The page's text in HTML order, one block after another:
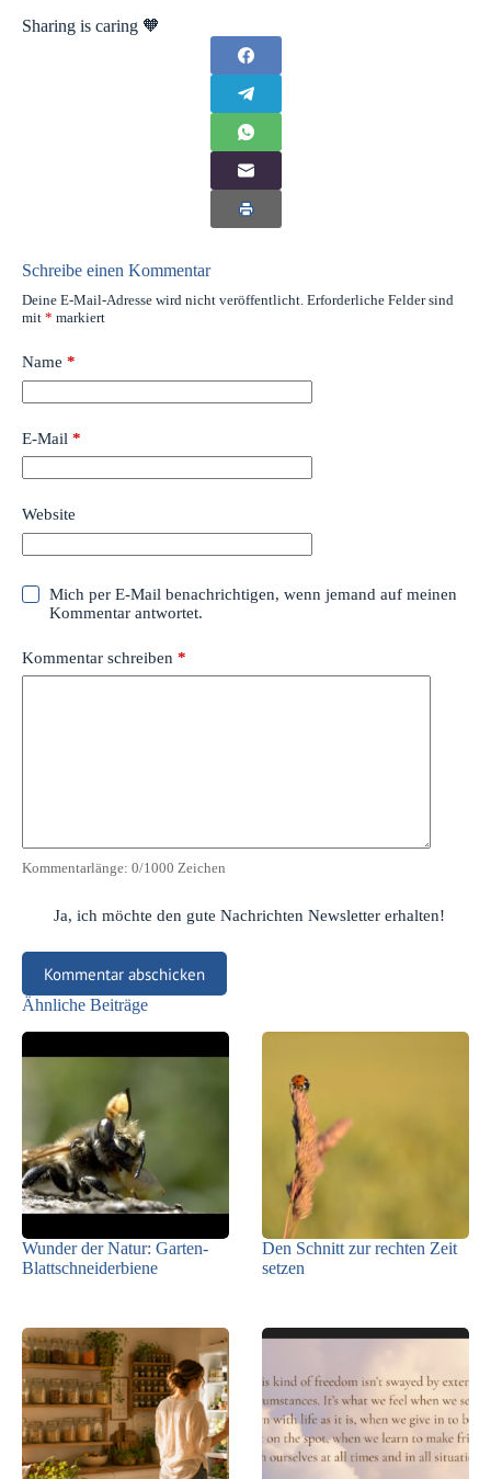
Sharing is caring 🧡
Schreibe einen Kommentar
Deine E-Mail-Adresse wird nicht veröffentlicht. Erforderliche Felder sind
mit * markiert
Name *
E-Mail *
Website
Mich per E-Mail benachrichtigen, wenn jemand auf meinen
Kommentar antwortet.
Kommentar schreiben *
Kommentarlänge: 0/1000 Zeichen
Ja, ich möchte den gute Nachrichten Newsletter erhalten!
Kommentar abschicken
Ähnliche Beiträge
Wunder der Natur: Garten-
Blattschneiderbiene
Den Schnitt zur rechten Zeit
setzen